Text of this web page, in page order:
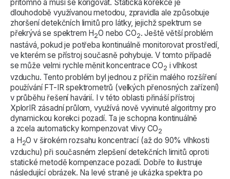
přítomno a musí se korigovat. Statická korekce je
dlouhodobě využívanou metodou, zpravidla ale způsobuje
zhoršení detekčních limitů pro látky, jejichž spektrum se
překrývá se spektrem H 2O nebo CO2. Ještě větší problém
nastává, pokud je potřeba kontinuálně monitorovat prostředí,
ve kterém se přístroj současně pohybuje. V tomto případě
se může velmi rychle měnit koncentrace CO2 i vlhkost
vzduchu. Tento problém byl jednou z příčin malého rozšíření
používání FT-IR spektrometrů (velkých přenosných zařízení)
v průběhu řešení havárií. I v této oblasti přináší přístroj
XplorIR zásadní průlom, využívá nově vyvinuté algoritmy pro
dynamickou korekci pozadí. Ta je schopna kontinuálně
a zcela automaticky kompenzovat vlivy CO2
a H 2O v širokém rozsahu koncentrací (až do 90% vlhkosti
vzduchu) při současném zlepšení detekčních limitů oproti
statické metodě kompenzace pozadí. Dobře to ilustruje
následující obrázek. Na levé straně je ukázka spektra po